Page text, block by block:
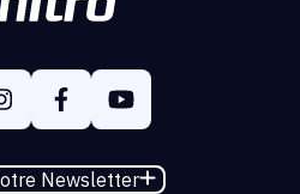
Newsletter